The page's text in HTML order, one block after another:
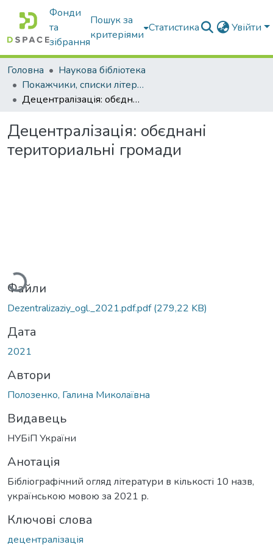
Фонди
та
зібрання
Пошук за
критеріями
Статистика Увійти
Головна
Наукова бібліотека
Покажчики, списки літератури, сценарії, методичні розробки
Децентралізація: обєднані териториальні громади
Децентралізація: обєднані
териториальні громади
Файли
Dezentralizaziy_ogl._2021.pdf.pdf(279,22 KB)
Дата
2021
Автори
Полозенко, Галина Миколаївна
Видавець
НУБіП України
Анотація
Бібліографічний огляд літератури в кількості 10 назв,
українською мовою за 2021 р.
Ключові слова
децентралізація